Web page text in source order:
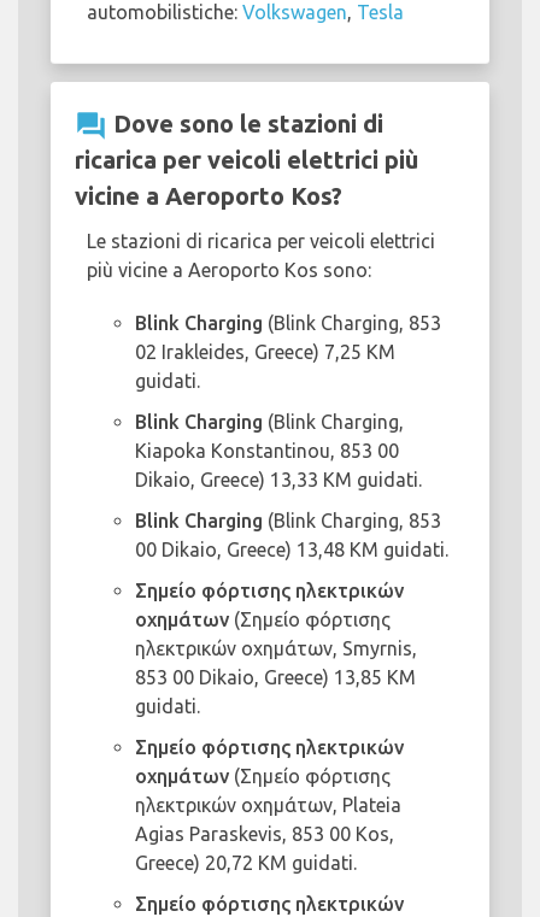
automobilistiche: Volkswagen, Tesla
question_answer Dove sono le stazioni di
ricarica per veicoli elettrici più
vicine a Aeroporto Kos?
Le stazioni di ricarica per veicoli elettrici
più vicine a Aeroporto Kos sono:
Blink Charging (Blink Charging, 853
02 Irakleides, Greece) 7,25 KM
guidati.
Blink Charging (Blink Charging,
Kiapoka Konstantinou, 853 00
Dikaio, Greece) 13,33 KM guidati.
Blink Charging (Blink Charging, 853
00 Dikaio, Greece) 13,48 KM guidati.
Σημείο φόρτισης ηλεκτρικών
οχημάτων (Σημείο φόρτισης
ηλεκτρικών οχημάτων, Smyrnis,
853 00 Dikaio, Greece) 13,85 KM
guidati.
Σημείο φόρτισης ηλεκτρικών
οχημάτων (Σημείο φόρτισης
ηλεκτρικών οχημάτων, Plateia
Agias Paraskevis, 853 00 Kos,
Greece) 20,72 KM guidati.
Σημείο φόρτισης ηλεκτρικών